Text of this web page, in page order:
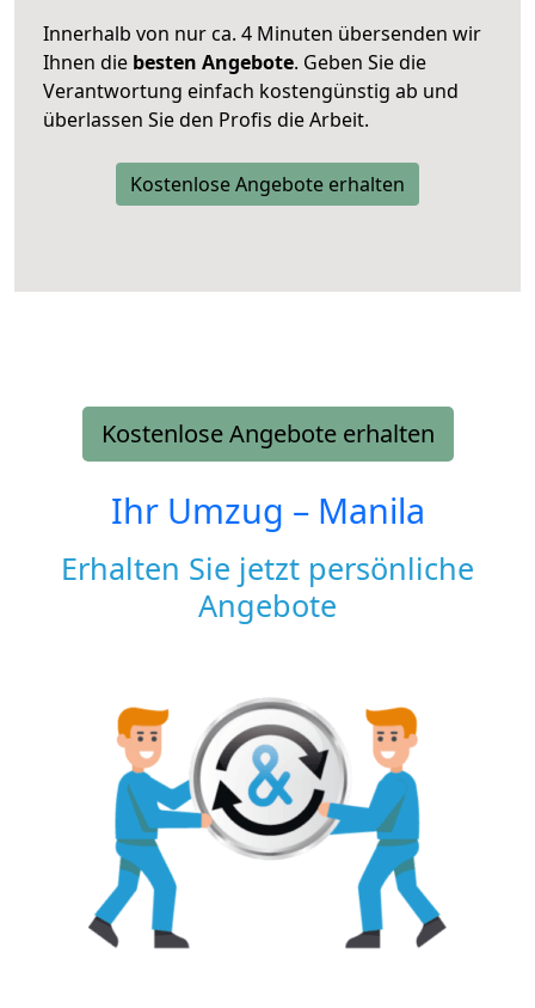
Innerhalb von nur ca. 4 Minuten übersenden wir
Ihnen die besten Angebote. Geben Sie die
Verantwortung einfach kostengünstig ab und
überlassen Sie den Profis die Arbeit.
Kostenlose Angebote erhalten
Kostenlose Angebote erhalten
Ihr Umzug – Manila
Erhalten Sie jetzt persönliche
Angebote